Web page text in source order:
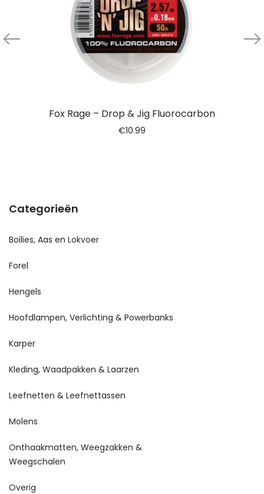
Fox Rage – Drop & Jig Fluorocarbon
€10.99
Categorieën
Boilies, Aas en Lokvoer
Forel
Hengels
Hoofdlampen, Verlichting & Powerbanks
Karper
Kleding, Waadpakken & Laarzen
Leefnetten & Leefnettassen
Molens
Onthaakmatten, Weegzakken &
Weegschalen
Overig